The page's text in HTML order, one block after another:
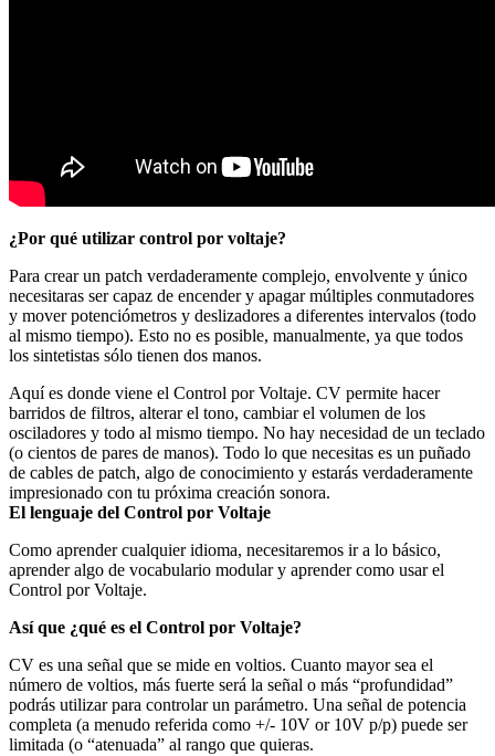
¿Por qué utilizar control por voltaje?
Para crear un patch verdaderamente complejo, envolvente y único
necesitaras ser capaz de encender y apagar múltiples conmutadores
y mover potenciómetros y deslizadores a diferentes intervalos (todo
al mismo tiempo). Esto no es posible, manualmente, ya que todos
los sintetistas sólo tienen dos manos.
Aquí es donde viene el Control por Voltaje. CV permite hacer
barridos de filtros, alterar el tono, cambiar el volumen de los
osciladores y todo al mismo tiempo. No hay necesidad de un teclado
(o cientos de pares de manos). Todo lo que necesitas es un puñado
de cables de patch, algo de conocimiento y estarás verdaderamente
impresionado con tu próxima creación sonora.
El lenguaje del Control por Voltaje
Como aprender cualquier idioma, necesitaremos ir a lo básico,
aprender algo de vocabulario modular y aprender como usar el
Control por Voltaje.
Así que ¿qué es el Control por Voltaje?
CV es una señal que se mide en voltios. Cuanto mayor sea el
número de voltios, más fuerte será la señal o más “profundidad”
podrás utilizar para controlar un parámetro. Una señal de potencia
completa (a menudo referida como +/- 10V or 10V p/p) puede ser
limitada (o “atenuada” al rango que quieras.